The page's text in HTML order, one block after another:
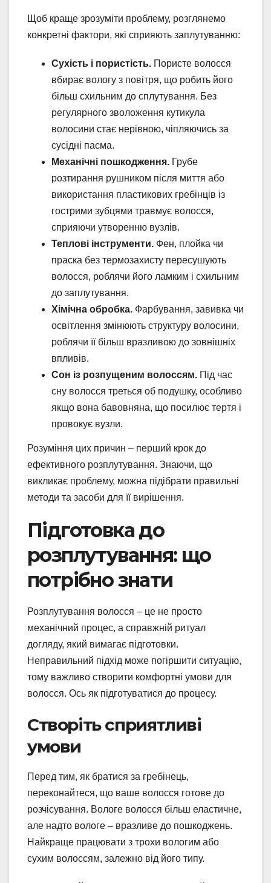
Щоб краще зрозуміти проблему, розглянемо
конкретні фактори, які сприяють заплутуванню:
Сухість і пористість. Пористе волосся
вбирає вологу з повітря, що робить його
більш схильним до сплутування. Без
регулярного зволоження кутикула
волосини стає нерівною, чіпляючись за
сусідні пасма.
Механічні пошкодження. Грубе
розтирання рушником після миття або
використання пластикових гребінців із
гострими зубцями травмує волосся,
сприяючи утворенню вузлів.
Теплові інструменти. Фен, плойка чи
праска без термозахисту пересушують
волосся, роблячи його ламким і схильним
до заплутування.
Хімічна обробка. Фарбування, завивка чи
освітлення змінюють структуру волосини,
роблячи її більш вразливою до зовнішніх
впливів.
Сон із розпущеним волоссям. Під час
сну волосся треться об подушку, особливо
якщо вона бавовняна, що посилює тертя і
провокує вузли.
Розуміння цих причин – перший крок до
ефективного розплутування. Знаючи, що
викликає проблему, можна підібрати правильні
методи та засоби для її вирішення.
Підготовка до
розплутування: що
потрібно знати
Розплутування волосся – це не просто
механічний процес, а справжній ритуал
догляду, який вимагає підготовки.
Неправильний підхід може погіршити ситуацію,
тому важливо створити комфортні умови для
волосся. Ось як підготуватися до процесу.
Створіть сприятливі
умови
Перед тим, як братися за гребінець,
переконайтеся, що ваше волосся готове до
розчісування. Вологе волосся більш еластичне,
але надто вологе – вразливе до пошкоджень.
Найкраще працювати з трохи вологим або
сухим волоссям, залежно від його типу.